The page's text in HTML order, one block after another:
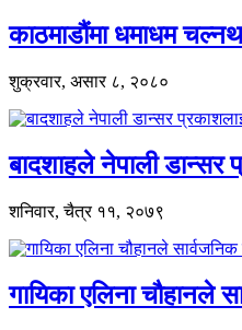
काठमाडौंमा धमाधम
शुक्रवार, असार ८, २०८०
बादशाहले नेपाली डान्सर
शनिवार, चैत्र ११, २०७९
गायिका एलिना चौहानले